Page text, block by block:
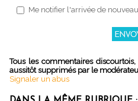
Me notifier l'arrivée de
Tous les commentaires
aussitôt supprimés par le
Signaler un abus